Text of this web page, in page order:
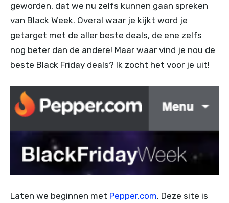
geworden, dat we nu zelfs kunnen gaan spreken
van Black Week. Overal waar je kijkt word je
getarget met de aller beste deals, de ene zelfs
nog beter dan de andere! Maar waar vind je nou de
beste Black Friday deals? Ik zocht het voor je uit!
Laten we beginnen met Pepper.com. Deze site is